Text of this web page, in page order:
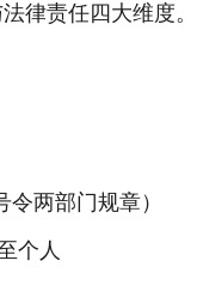
律责任四大维度。
两部门规章）
个人